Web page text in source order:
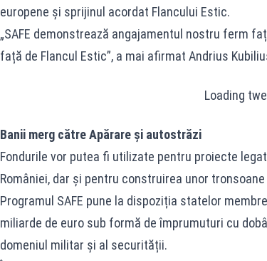
europene și sprijinul acordat Flancului Estic.
„SAFE demonstrează angajamentul nostru ferm
față de Flancul Estic”, a mai afirmat Andrius
Loading
Banii merg către Apărare și autostrăzi
Fondurile vor putea fi utilizate pentru proiecte
României, dar și pentru construirea unor
Programul SAFE pune la dispoziția statelor
miliarde de euro sub formă de împrumuturi cu
domeniul militar și al securității.